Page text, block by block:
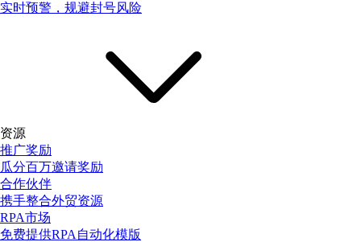
实时预警，规避封号风险
资源
推广奖励
瓜分百万邀请奖励
合作伙伴
携手整合外贸资源
RPA市场
免费提供RPA自动化模版